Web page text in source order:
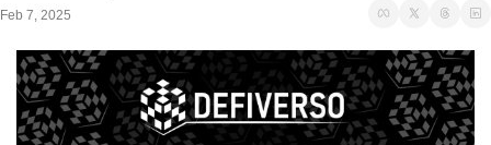
Feb 7, 2025